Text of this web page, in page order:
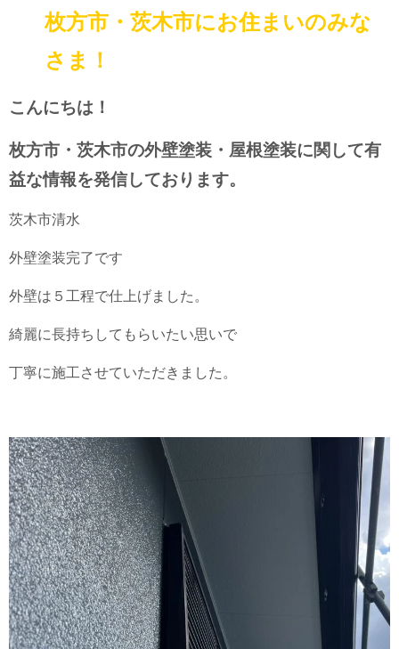
枚方市・茨木市にお住まいのみな
さま！
こんにちは！
枚方市・茨木市の外壁塗装・屋根塗装に関して有
益な情報を発信しております。
茨木市清水
外壁塗装完了です
外壁は５工程で仕上げました。
綺麗に長持ちしてもらいたい思いで
丁寧に施工させていただきました。